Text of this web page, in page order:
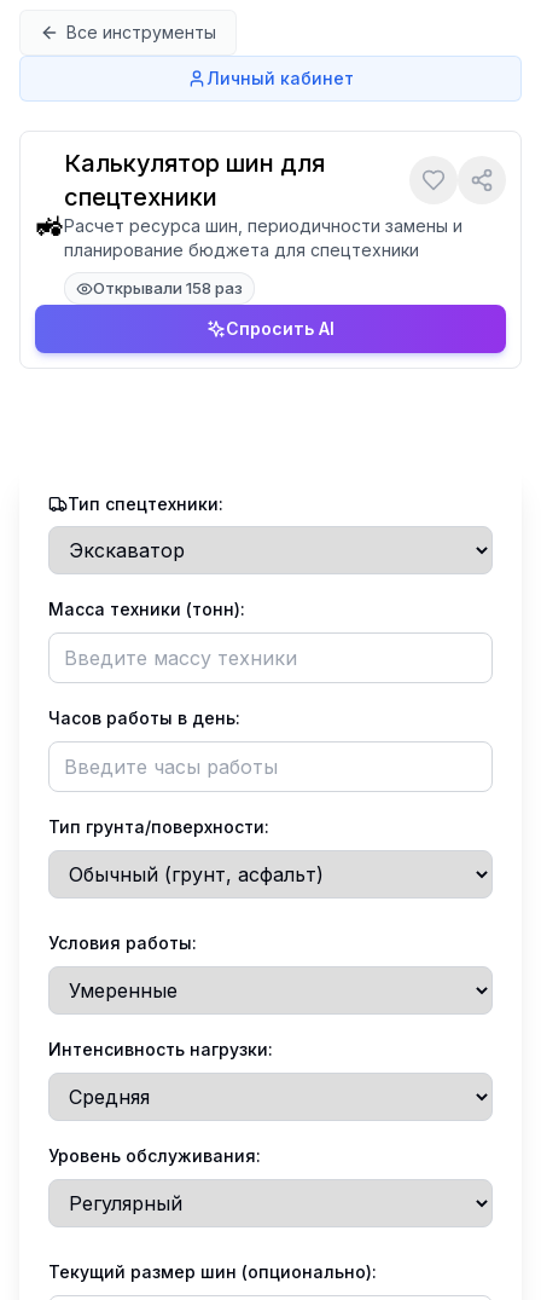
Все инструменты
Личный кабинет
🚜
Калькулятор шин для
спецтехники
Расчет ресурса шин, периодичности замены и
планирование бюджета для спецтехники
Открывали 158 раз
Спросить AI
Тип спецтехники:
Масса техники (тонн):
Часов работы в день:
Тип грунта/поверхности:
Условия работы:
Интенсивность нагрузки:
Уровень обслуживания:
Текущий размер шин (опционально):